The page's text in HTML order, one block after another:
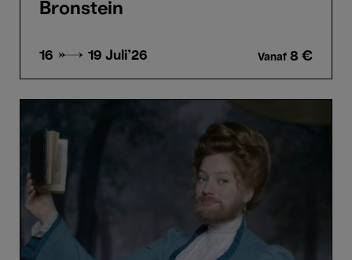
Bronstein
16 → 19 Juli'26 Vanaf 8 €
Stephanie